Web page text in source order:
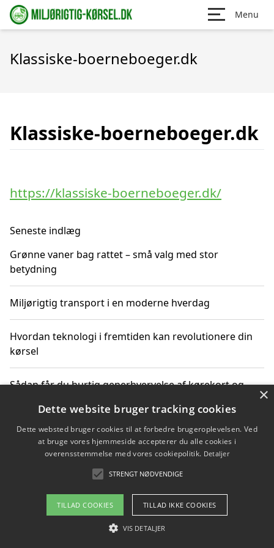
Menu
Klassiske-boerneboeger.dk
Klassiske-boerneboeger.dk
https://klassiske-boerneboeger.dk/
Seneste indlæg
Grønne vaner bag rattet – små valg med stor
betydning
Miljørigtig transport i en moderne hverdag
Hvordan teknologi i fremtiden kan revolutionere din
kørsel
Sådan får du hurtig generhvervelse af kørekort og
Sådan lærer du miljørigtig kørsel hos en køreskole i
Gentofte
Copyright 2026 - Pilanto Aps
Om / kontakt
×
Dette website bruger tracking cookies
Dette websted bruger cookies til at forbedre brugeroplevelsen. Ved
at bruge vores hjemmeside accepterer du alle cookies i
overensstemmelse med vores cookiepolitik. Detaljer
STRENGT NØDVENDIGE
TILLAD COOKIES TILLAD IKKE COOKIES
VIS DETALJER